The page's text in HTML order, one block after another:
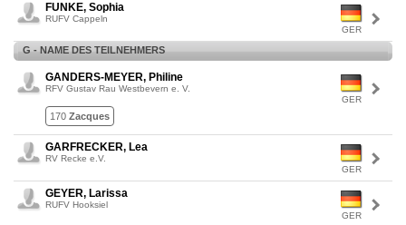
GER
FUNKE, Sophia
RUFV Cappeln
G - NAME DES TEILNEHMERS
GER
GANDERS-MEYER, Philine
RFV Gustav Rau Westbevern e. V.
170 Zacques
GER
GARFRECKER, Lea
RV Recke e.V.
GER
GEYER, Larissa
RUFV Hooksiel